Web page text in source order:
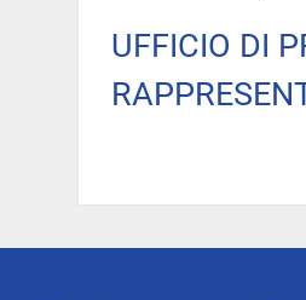
UFFICIO DI